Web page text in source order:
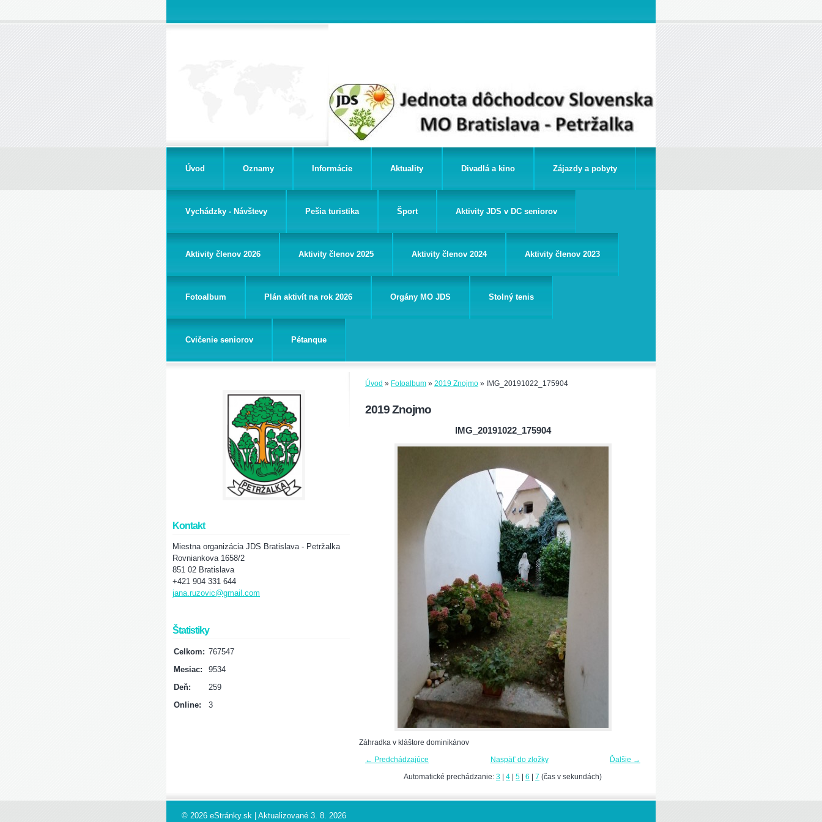
Úvod Oznamy Informácie Aktuality Divadlá a kino Zájazdy a pobyty
Vychádzky - Návštevy Pešia turistika Šport Aktivity JDS v DC seniorov
Aktivity členov 2026 Aktivity členov 2025 Aktivity členov 2024 Aktivity členov 2023
Fotoalbum Plán aktivít na rok 2026 Orgány MO JDS Stolný tenis
Cvičenie seniorov Pétanque
Úvod » Fotoalbum » 2019 Znojmo » IMG_20191022_175904
2019 Znojmo
IMG_20191022_175904
Záhradka v kláštore dominikánov
← Predchádzajúce
Ďalšie →
Naspäť do zložky
Automatické prechádzanie: 3 4 5 6 7 (čas v sekundách)
Kontakt
Miestna organizácia JDS Bratislava - Petržalka
Rovniankova 1658/2
851 02 Bratislava
+421 904 331 644
jana.ruzovic@gmail.com
Štatistiky
Online: 3
Celkom: 767547
Mesiac:
9534
Deň:
259
© 2026 eStránky.sk Aktualizované 3. 8. 2026